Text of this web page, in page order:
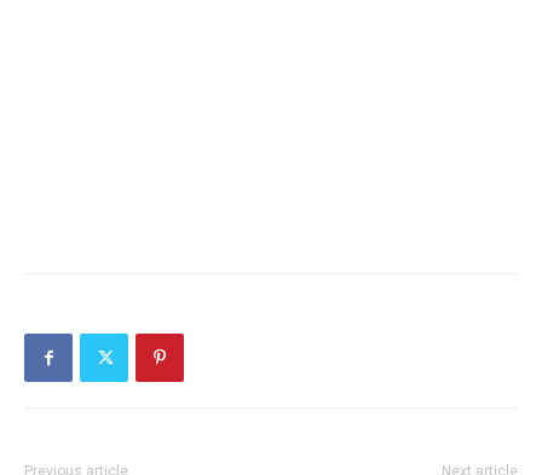
Previous article Next article